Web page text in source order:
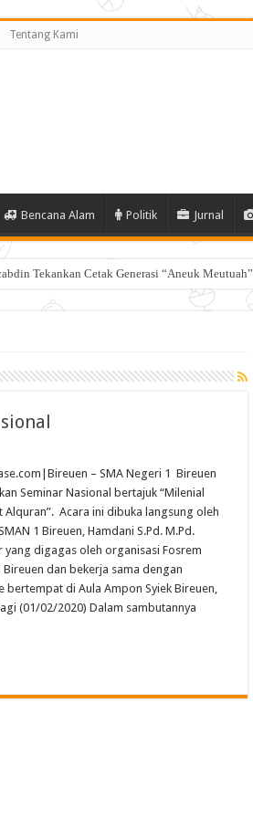
Tentang Kami
Bencana Alam Politik Jurnal
Tekankan Cetak Generasi “Aneuk Meutuah”
– SMA Negeri 1 Bireuen
Seminar Nasional bertajuk “Milenial
Alquran”. Acara ini dibuka langsung oleh
1 Bireuen, Hamdani S.Pd. M.Pd.
yang digagas oleh organisasi Fosrem
Bireuen dan bekerja sama dengan
bertempat di Aula Ampon Syiek Bireuen,
(01/02/2020) Dalam sambutannya